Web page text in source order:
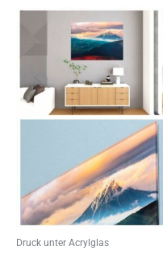
Druck unter Acrylglas